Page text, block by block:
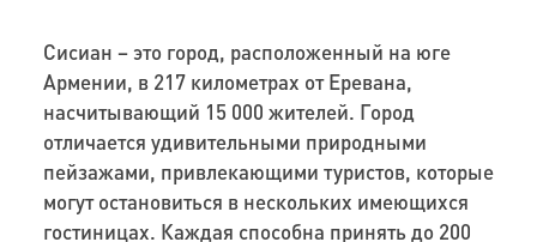
Сисиан – это город, расположенный на юге
Армении, в 217 километрах от Еревана,
насчитывающий 15 000 жителей. Город
отличается удивительными природными
пейзажами, привлекающими туристов, которые
могут остановиться в нескольких имеющихся
гостиницах. Каждая способна принять до 200